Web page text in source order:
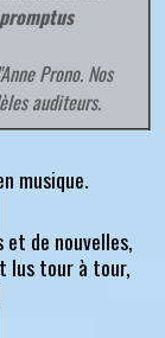
Prono. Nos
auditeurs.
musique.
de nouvelles,
lus tour à tour,